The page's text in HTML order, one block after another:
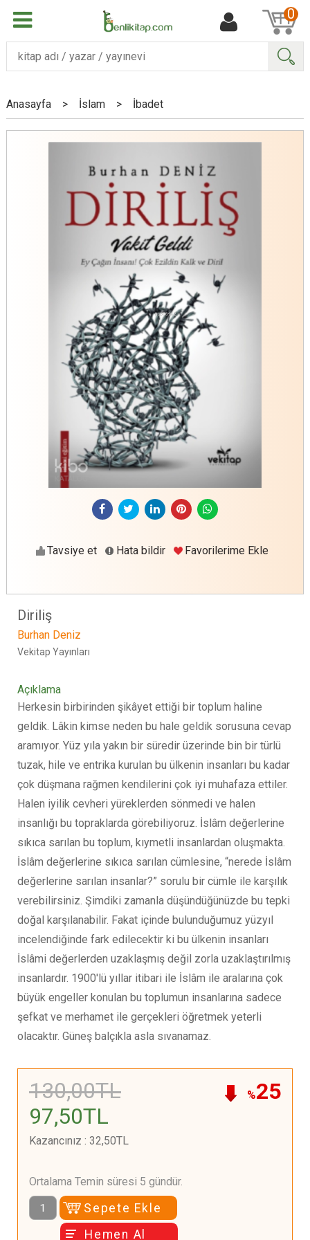
0
Anasayfa > İslam > İbadet
Tavsiye et Hata bildir Favorilerime Ekle
Diriliş
Burhan Deniz
Vekitap Yayınları
Açıklama
Herkesin birbirinden şikâyet ettiği bir toplum haline
geldik. Lâkin kimse neden bu hale geldik sorusuna cevap
aramıyor. Yüz yıla yakın bir süredir üzerinde bin bir türlü
tuzak, hile ve entrika kurulan bu ülkenin insanları bu kadar
çok düşmana rağmen kendilerini çok iyi muhafaza ettiler.
Halen iyilik cevheri yüreklerden sönmedi ve halen
insanlığı bu topraklarda görebiliyoruz. İslâm değerlerine
sıkıca sarılan bu toplum, kıymetli insanlardan oluşmakta.
İslâm değerlerine sıkıca sarılan cümlesine, “nerede İslâm
değerlerine sarılan insanlar?” sorulu bir cümle ile karşılık
verebilirsiniz. Şimdiki zamanla düşündüğünüzde bu tepki
doğal karşılanabilir. Fakat içinde bulunduğumuz yüzyıl
incelendiğinde fark edilecektir ki bu ülkenin insanları
İslâmi değerlerden uzaklaşmış değil zorla uzaklaştırılmış
insanlardır. 1900'lü yıllar itibari ile İslâm ile aralarına çok
büyük engeller konulan bu toplumun insanlarına sadece
şefkat ve merhamet ile gerçekleri öğretmek yeterli
olacaktır. Güneş balçıkla asla sıvanamaz.
%25
130,00TL
97,50TL
Kazancınız : 32,50TL
Ortalama Temin süresi 5 gündür.
Sepete Ekle
Hemen Al